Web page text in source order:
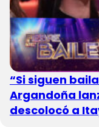
“Si siguen
Argandoña
descolocó a